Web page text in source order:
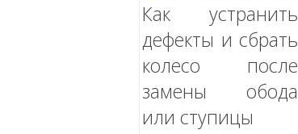
Как устранить
дефекты и сбрать
колесо после
замены обода
или ступицы